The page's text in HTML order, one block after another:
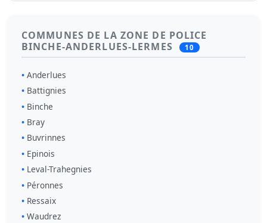
COMMUNES DE LA ZONE DE POLICE
BINCHE-ANDERLUES-LERMES
10
Anderlues
Battignies
Binche
Bray
Buvrinnes
Epinois
Leval-Trahegnies
Péronnes
Ressaix
Waudrez